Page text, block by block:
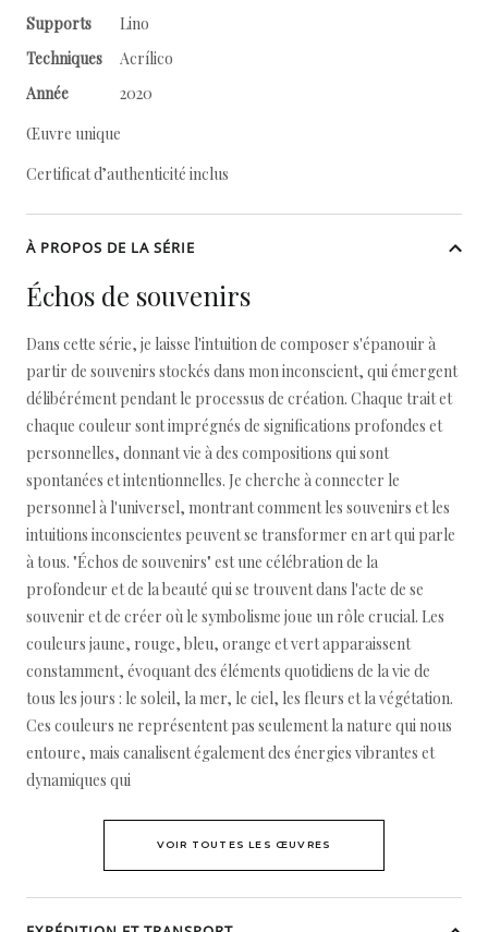
Supports
Lino
Techniques
Acrílico
Année
2020
Œuvre unique
Certificat d’authenticité inclus
À PROPOS DE LA SÉRIE
Échos de souvenirs
Dans cette série, je laisse l'intuition de composer s'épanouir à
partir de souvenirs stockés dans mon inconscient, qui émergent
délibérément pendant le processus de création. Chaque trait et
chaque couleur sont imprégnés de significations profondes et
personnelles, donnant vie à des compositions qui sont
spontanées et intentionnelles. Je cherche à connecter le
personnel à l'universel, montrant comment les souvenirs et les
intuitions inconscientes peuvent se transformer en art qui parle
à tous. "Échos de souvenirs" est une célébration de la
profondeur et de la beauté qui se trouvent dans l'acte de se
souvenir et de créer où le symbolisme joue un rôle crucial. Les
couleurs jaune, rouge, bleu, orange et vert apparaissent
constamment, évoquant des éléments quotidiens de la vie de
tous les jours : le soleil, la mer, le ciel, les fleurs et la végétation.
Ces couleurs ne représentent pas seulement la nature qui nous
entoure, mais canalisent également des énergies vibrantes et
dynamiques qui
VOIR TOUTES LES ŒUVRES